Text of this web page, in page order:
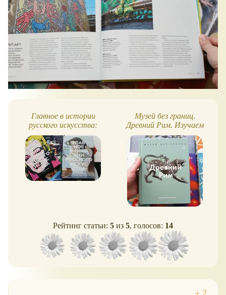
Главное в истории
русского искусства:
настольная книга
художника
Музей без границ.
Древний Рим. Изучаем
искусство и культуру
Рейтинг статьи: 5 из 5, голосов: 14